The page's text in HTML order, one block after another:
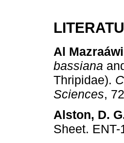
Al
bassiana
Thripidae).
Sciences,
Alston, D.
Sheet.